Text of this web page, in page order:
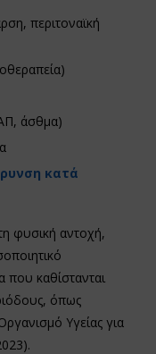
περιτοναϊκή
άσθμα)
κατά
φυσική αντοχή,
που καθίστανται
όπως
Υγείας για